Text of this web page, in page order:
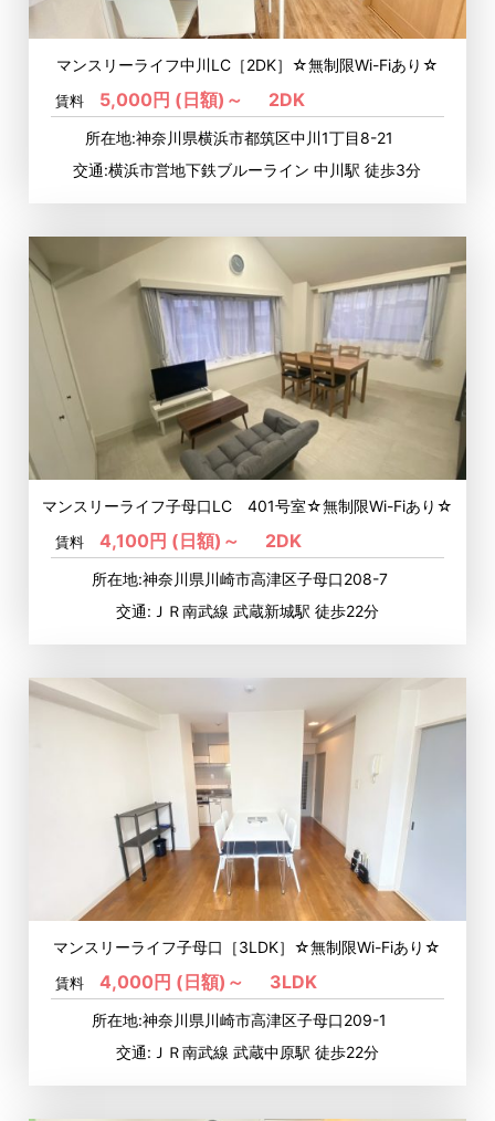
マンスリーライフ中川LC［2DK］☆無制限Wi-Fiあり☆
賃料 5,000円 (日額)～ 2DK
所在地:神奈川県横浜市都筑区中川1丁目8-21
交通:横浜市営地下鉄ブルーライン 中川駅 徒歩3分
マンスリーライフ子母口LC 401号室☆無制限Wi-Fiあり☆
賃料 4,100円 (日額)～ 2DK
所在地:神奈川県川崎市高津区子母口208-7
交通:ＪＲ南武線 武蔵新城駅 徒歩22分
マンスリーライフ子母口［3LDK］☆無制限Wi-Fiあり☆
賃料 4,000円 (日額)～ 3LDK
所在地:神奈川県川崎市高津区子母口209-1
交通:ＪＲ南武線 武蔵中原駅 徒歩22分